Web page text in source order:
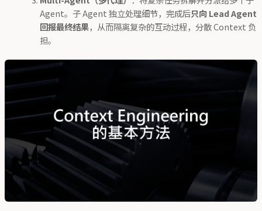
Agent。子 Agent 独立处理细节，完成后只向 Lead Agent
回报最终结果，从而隔离复杂的互动过程，分散 Context 负
担。